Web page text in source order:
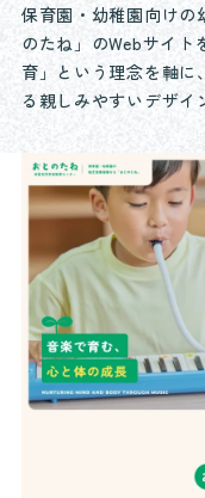
保育園・幼稚園向けの
のたね」のWebサイ
育」という理念を軸に
る親しみやすいデザイ